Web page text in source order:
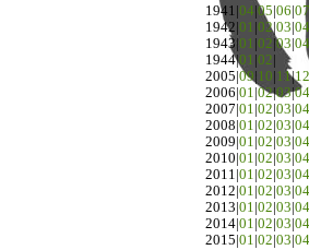
1941| 04 05 06 07
1942| 01 02|03 04
1943| 01 02 03 04
1944|01 02
2005| 09 10 11|12
2006| 01 02|03|04
2007| 01 02 03 04
2008| 01 02 03 04
2009| 01 02 03 04
2010| 01 02 03 04
2011| 01 02 03 04
2012| 01 02 03 04
2013| 01 02 03 04
2014| 01 02 03 04
2015| 01 02 03 04